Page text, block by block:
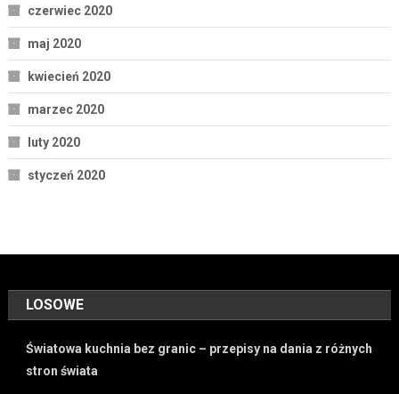
czerwiec 2020
maj 2020
kwiecień 2020
marzec 2020
luty 2020
styczeń 2020
LOSOWE
Światowa kuchnia bez granic – przepisy na dania z różnych
stron świata